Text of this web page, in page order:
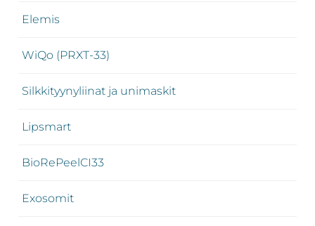
Elemis
WiQo (PRXT-33)
Silkkityynyliinat ja unimaskit
Lipsmart
BioRePeelCI33
Exosomit